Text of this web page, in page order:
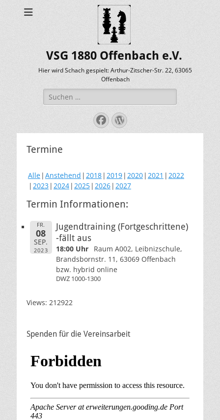
VSG 1880 Offenbach e.V.
Hier wird Schach gespielt: Arthur-Zitscher-Str. 22, 63065
Offenbach
Suche
nach:
Facebook
WordPress
Termine
Alle Anstehend 2018 2019 2020 2021
2022
2023 2024 2025 2026 2027
Termin Informationen:
FR.
08
SEP.
2023
Jugendtraining (Fortgeschrittene)
-fällt aus
18:00 Uhr
Raum A002, Leibnizschule,
Brandsbornstr. 11, 63069 Offenbach
bzw. hybrid online
DWZ 1000-1300
Views: 212922
Spenden für die Vereinsarbeit